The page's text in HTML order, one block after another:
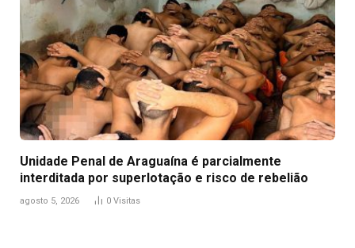
Unidade Penal de Araguaína é parcialmente
interditada por superlotação e risco de rebelião
agosto 5, 2026 0 Visitas